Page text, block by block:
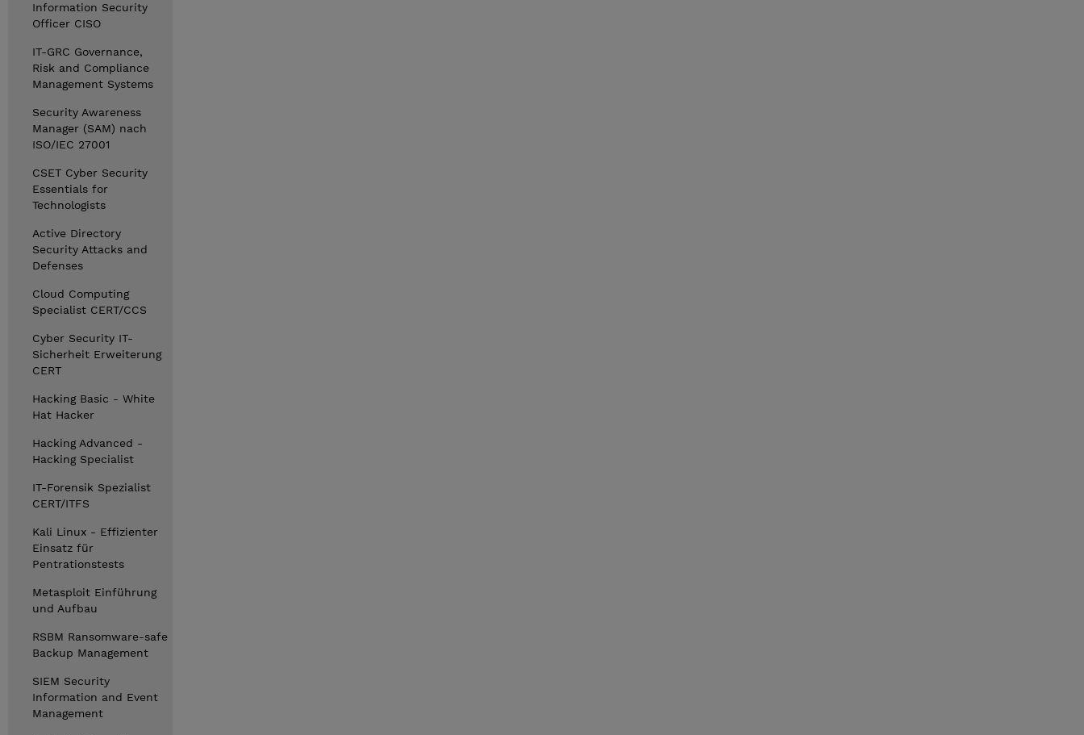
Information Security
Officer CISO
IT-GRC Governance,
Risk and Compliance
Management Systems
Security Awareness
Manager (SAM) nach
ISO/IEC 27001
CSET Cyber Security
Essentials for
Technologists
Active Directory
Security Attacks and
Defenses
Cloud Computing
Specialist CERT/CCS
Cyber Security IT-
Sicherheit Erweiterung
CERT
Hacking Basic - White
Hat Hacker
Hacking Advanced -
Hacking Specialist
IT-Forensik Spezialist
CERT/ITFS
Kali Linux - Effizienter
Einsatz für
Pentrationstests
Metasploit Einführung
und Aufbau
RSBM Ransomware-safe
Backup Management
SIEM Security
Information and Event
Management